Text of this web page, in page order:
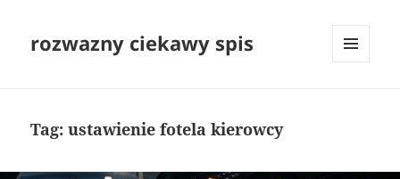
rozwazny ciekawy spis
Tag:ustawienie fotela kierowcy